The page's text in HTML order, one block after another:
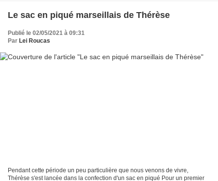
Le sac en piqué marseillais de Thérèse
Publié le 02/05/2021 à 09:31
Par Lei Roucas
Pendant cette période un peu particulière que nous venons de vivre,
Thérèse s'est lancée dans la confection d'un sac en piqué Pour un premier